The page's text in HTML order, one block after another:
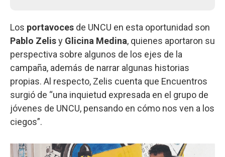
Los portavoces de UNCU en esta oportunidad son
Pablo Zelisy Glicina Medina, quienes aportaron su
perspectiva sobre algunos de los ejes de la
campaña, además de narrar algunas historias
propias. Al respecto, Zelis cuenta que Encuentros
surgió de “una inquietud expresada en el grupo de
jóvenes de UNCU, pensando en cómo nos ven a los
ciegos”.